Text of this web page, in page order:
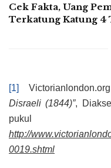
Cek Fakta, Uang
Terkatung Katung 4
[1]
Disraeli (1844)”,
pukul
http://
0019.shtml